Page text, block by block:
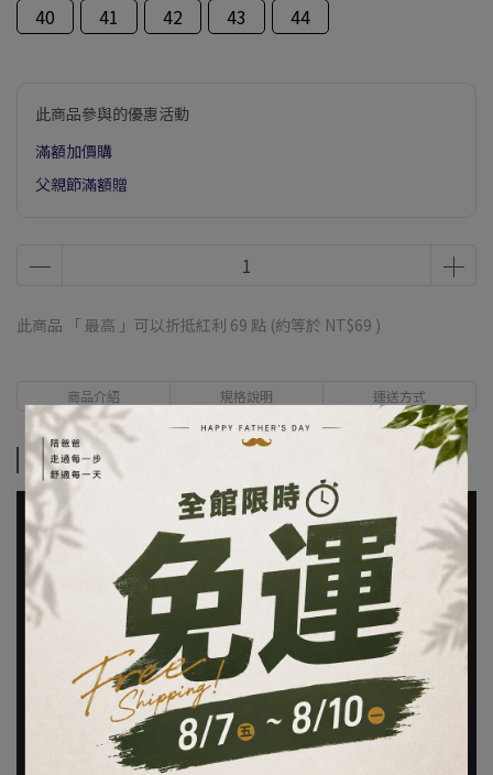
40
41 42 43 44
此商品參與的優惠活動
滿額加價購
父親節滿額贈
此商品 「 最高 」可以折抵紅利 69 點 (約等於 NT$69 )
商品介紹 規格說明 運送方式
商品介紹